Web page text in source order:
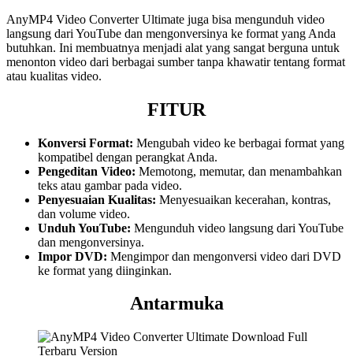
AnyMP4 Video Converter Ultimate juga bisa mengunduh video
langsung dari YouTube dan mengonversinya ke format yang Anda
butuhkan. Ini membuatnya menjadi alat yang sangat berguna untuk
menonton video dari berbagai sumber tanpa khawatir tentang format
atau kualitas video.
FITUR
Konversi Format: Mengubah video ke berbagai format yang
kompatibel dengan perangkat Anda.
Pengeditan Video: Memotong, memutar, dan menambahkan
teks atau gambar pada video.
Penyesuaian Kualitas: Menyesuaikan kecerahan, kontras,
dan volume video.
Unduh YouTube: Mengunduh video langsung dari YouTube
dan mengonversinya.
Impor DVD: Mengimpor dan mengonversi video dari DVD
ke format yang diinginkan.
Antarmuka